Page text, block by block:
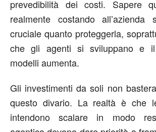
prevedibilità dei costi. Sapere
realmente costando all’azienda
cruciale quanto proteggerla,
che gli agenti si sviluppano e
modelli aumenta.
Gli investimenti da soli non
questo divario. La realtà è che
intendono scalare in modo